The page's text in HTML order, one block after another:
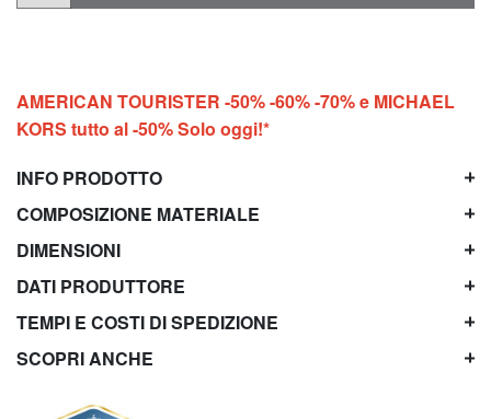
AMERICAN TOURISTER -50% -60% -70% e MICHAEL
KORS tutto al -50% Solo oggi!*
INFO PRODOTTO
COMPOSIZIONE MATERIALE
DIMENSIONI
DATI PRODUTTORE
TEMPI E COSTI DI SPEDIZIONE
SCOPRI ANCHE